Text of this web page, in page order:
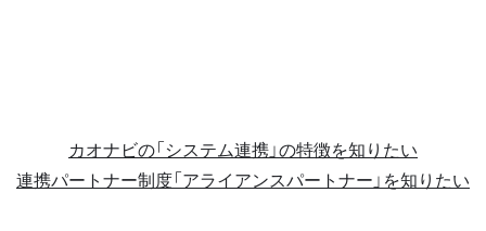
カオナビの「システム連携」の特徴を知りたい
連携パートナー制度「アライアンスパートナー」を知りたい